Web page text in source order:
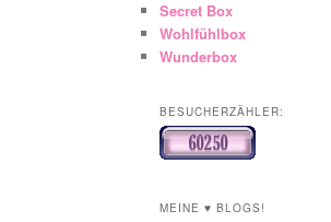
Secret Box
Wohlfühlbox
Wunderbox
BESUCHERZÄHLER:
MEINE ♥ BLOGS!